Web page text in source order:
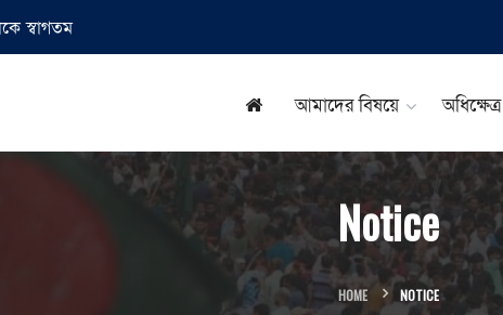
স্বাগতম
আমাদের বিষয়ে অধিক্ষেত্র
Notice
HOME NOTICE